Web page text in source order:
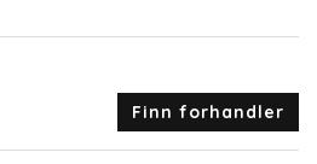
Finn forhandler